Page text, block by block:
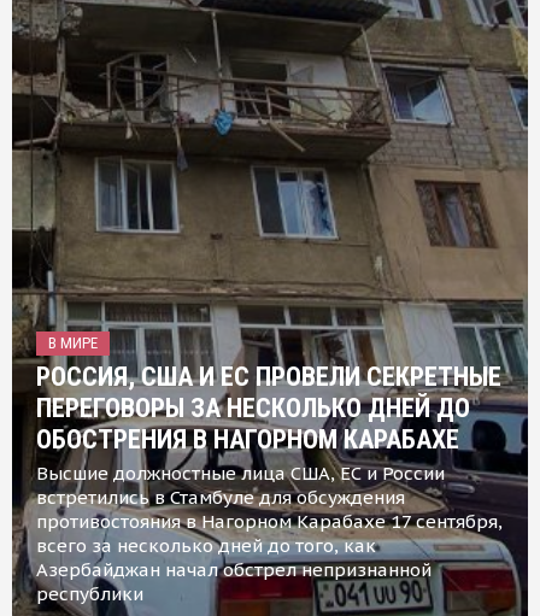
В МИРЕ
РОССИЯ, США И ЕС ПРОВЕЛИ СЕКРЕТНЫЕ
ПЕРЕГОВОРЫ ЗА НЕСКОЛЬКО ДНЕЙ ДО
ОБОСТРЕНИЯ В НАГОРНОМ КАРАБАХЕ
Высшие должностные лица США, ЕС и России
встретились в Стамбуле для обсуждения
противостояния в Нагорном Карабахе 17 сентября,
всего за несколько дней до того, как
Азербайджан начал обстрел непризнанной
республики